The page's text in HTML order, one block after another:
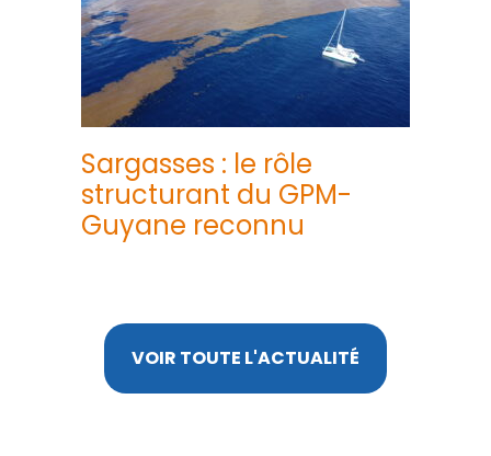
Sargasses : le rôle
structurant du GPM-
Guyane reconnu
VOIR TOUTE L'ACTUALITÉ